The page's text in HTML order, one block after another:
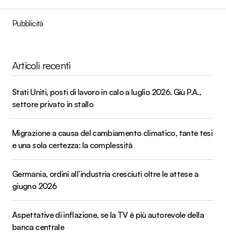
Pubblicità
Articoli recenti
Stati Uniti, posti di lavoro in calo a luglio 2026. Giù P.A.,
settore privato in stallo
Migrazione a causa del cambiamento climatico, tante tesi
e una sola certezza: la complessità
Germania, ordini all’industria cresciuti oltre le attese a
giugno 2026
Aspettative di inflazione, se la TV è più autorevole della
banca centrale